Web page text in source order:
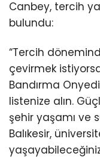
Canbey, tercih
bulundu:
“Tercih
çevirmek
Bandırma
listenize alın.
şehir yaşamı ve
Balıkesir,